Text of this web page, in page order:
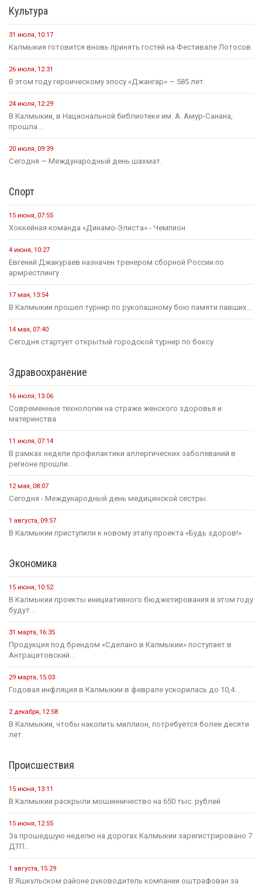
Культура
31 июля, 10:17
Калмыкия готовится вновь принять гостей на Фестивале Лотосов.
26 июля, 12:31
В этом году героическому эпосу «Джангар» — 585 лет.
24 июля, 12:29
В Калмыкии, в Национальной библиотеке им. А. Амур-Санана,
прошла...
20 июля, 09:39
Сегодня — Международный день шахмат.
Спорт
15 июня, 07:55
Хоккейная команда «Динамо-Элиста» - Чемпион
4 июня, 10:27
Евгений Джакураев назначен тренером сборной России по
армрестлингу
17 мая, 13:54
В Калмыкии прошел турнир по рукопашному бою памяти павших...
14 мая, 07:40
Сегодня стартует открытый городской турнир по боксу
Здравоохранение
16 июля, 13:06
Современные технологии на страже женского здоровья и
материнства
11 июля, 07:14
В рамках недели профилактики аллергических заболеваний в
регионе прошли...
12 мая, 08:07
Сегодня - Международный день медицинской сестры.
1 августа, 09:57
В Калмыкии приступили к новому этапу проекта «Будь здоров!»
Экономика
15 июня, 10:52
В Калмыкии проекты инициативного бюджетирования в этом году
будут...
31 марта, 16:35
Продукция под брендом «Сделано в Калмыкии» поступает в
Антрацитовский...
29 марта, 15:03
Годовая инфляция в Калмыкии в феврале ускорилась до 10,4...
2 декабря, 12:58
В Калмыкии, чтобы накопить миллион, потребуется более десяти
лет.
Происшествия
15 июня, 13:11
В Калмыкии раскрыли мошенничество на 650 тыс. рублей
15 июня, 12:55
За прошедшую неделю на дорогах Калмыкии зарегистрировано 7
ДТП...
1 августа, 15:29
В Яшкульском районе руководитель компании оштрафован за